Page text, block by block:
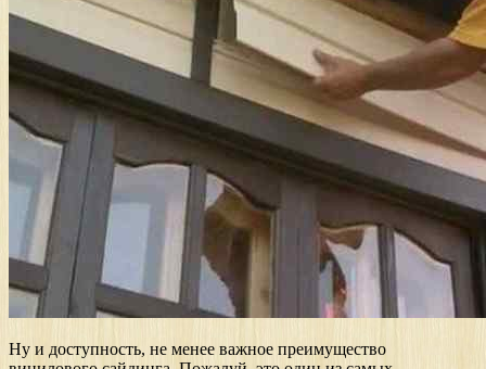
Ну и доступность, не менее важное преимущество